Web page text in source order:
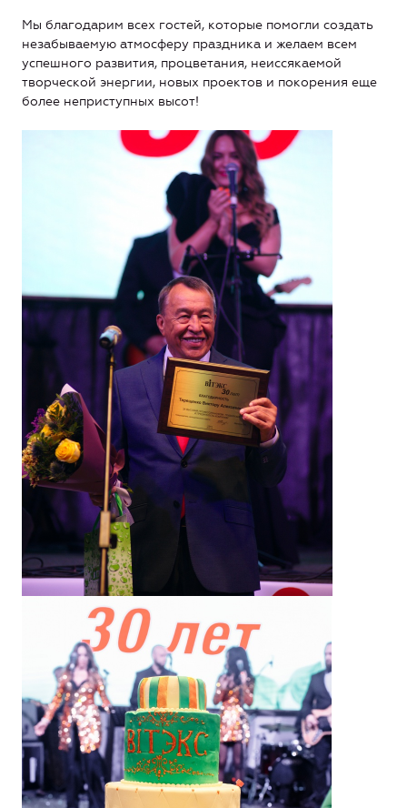
Мы благодарим всех гостей, которые помогли создать
незабываемую атмосферу праздника и желаем всем
успешного развития, процветания, неиссякаемой
творческой энергии, новых проектов и покорения еще
более неприступных высот!